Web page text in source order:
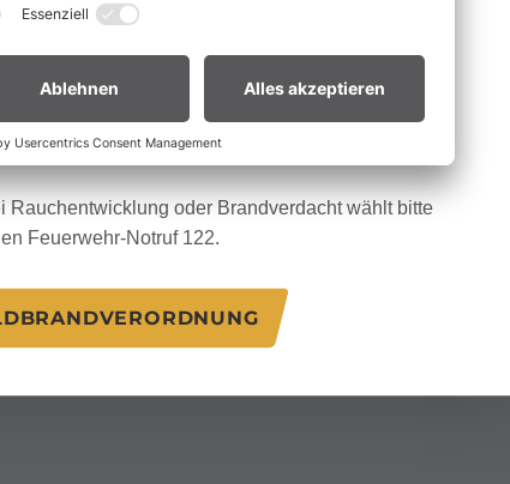
in Uferzonen streng verboten.
und einen besonders rücksichtsvollen
mit der Natur.
können trockenes Gras entzünden.
Rauchentwicklung oder Brandverdacht wählt bitte
Feuerwehr-Notruf 122.